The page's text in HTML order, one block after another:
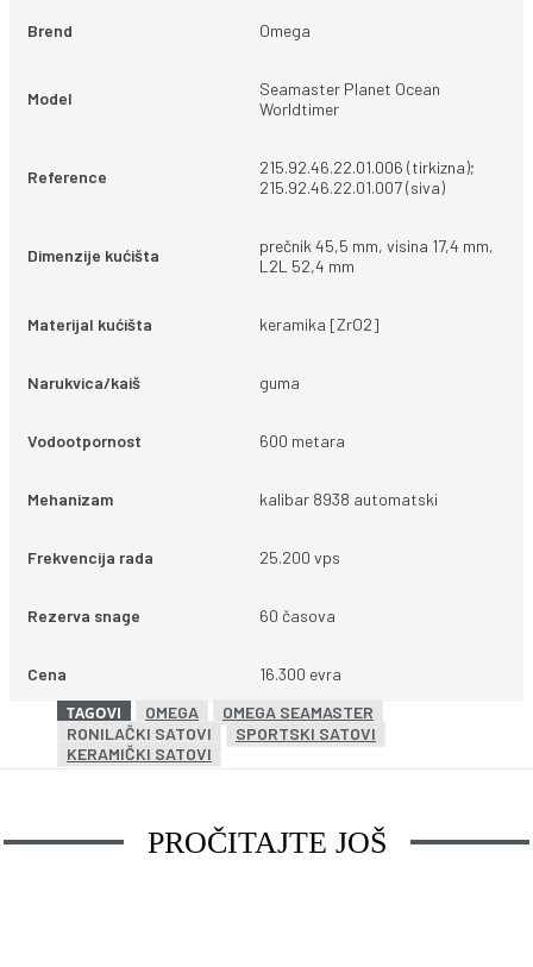
Brend Omega
Model
Seamaster Planet Ocean
Worldtimer
Reference
215.92.46.22.01.006 (tirkizna);
215.92.46.22.01.007 (siva)
Dimenzije kućišta
prečnik 45,5 mm, visina 17,4 mm,
L2L 52,4 mm
Materijal kućišta keramika [ZrO2]
Narukvica/kaiš guma
Vodootpornost 600 metara
Mehanizam kalibar 8938 automatski
Frekvencija rada 25.200 vps
Rezerva snage 60 časova
Cena
16.300 evra
TAGOVI
OMEGA
OMEGA SEAMASTER
RONILAČKI SATOVI
SPORTSKI SATOVI
KERAMIČKI SATOVI
PROČITAJTE JOŠ